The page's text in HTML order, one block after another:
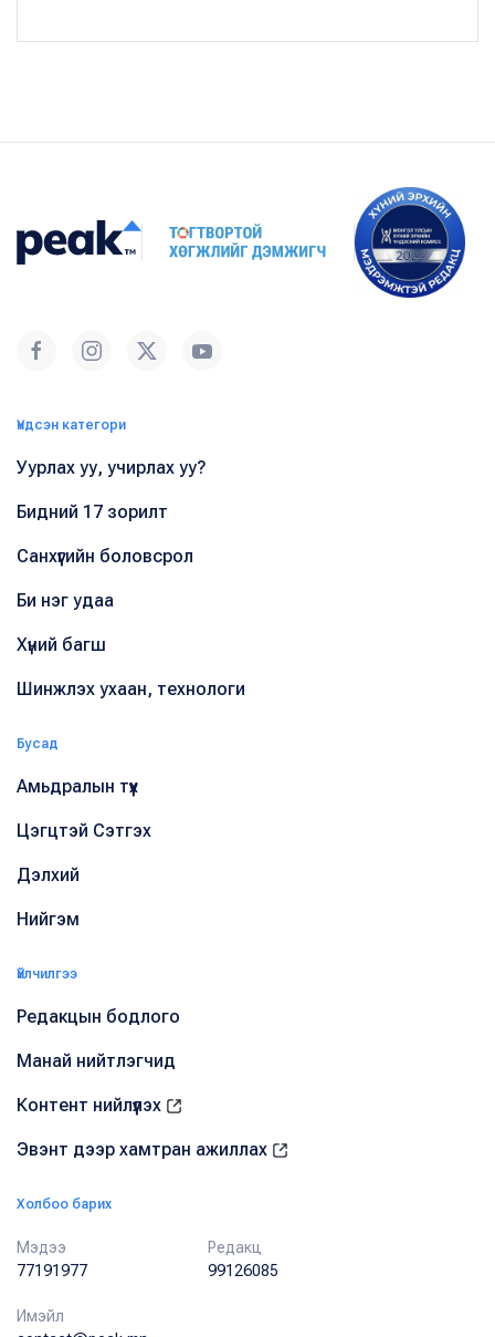
Үндсэн категори
Уурлах уу, учирлах уу?
Бидний 17 зорилт
Санхүүгийн боловсрол
Би нэг удаа
Хүний багш
Шинжлэх ухаан, технологи
Бусад
Амьдралын түүх
Цэгцтэй Сэтгэх
Дэлхий
Нийгэм
Үйлчилгээ
Редакцын бодлого
Манай нийтлэгчид
Контент нийлүүлэх
Эвэнт дээр хамтран ажиллах
Холбоо барих
Мэдээ
77191977
Редакц
99126085
Имэйл